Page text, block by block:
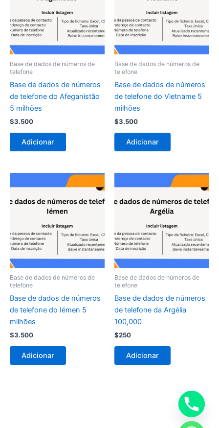
Base de dados de números de
telefone
Base de dados de números
de telefone do Afeganistão
5 milhões
$3.500
Adicionar
Base de dados de números de
telefone
Base de dados de números
de telefone do Vietname 5
milhões
$3.500
Adicionar
Base de dados de números de
telefone
Base de dados de números
de telefone do Iémen 5
milhões
$3.500
Adicionar
Base de dados de números de
telefone
Base de dados de números
de telefone da Argélia
100,000
$250
Adicionar